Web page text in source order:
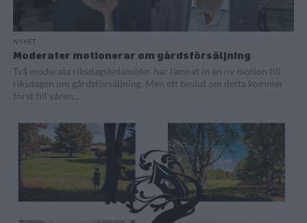
NYHET
Moderater motionerar om gårdsförsäljning
Två moderata riksdagsledamöter har lämnat in en ny motion till
riksdagen om gårdsförsäljning. Men ett beslut om detta kommer
först till våren...